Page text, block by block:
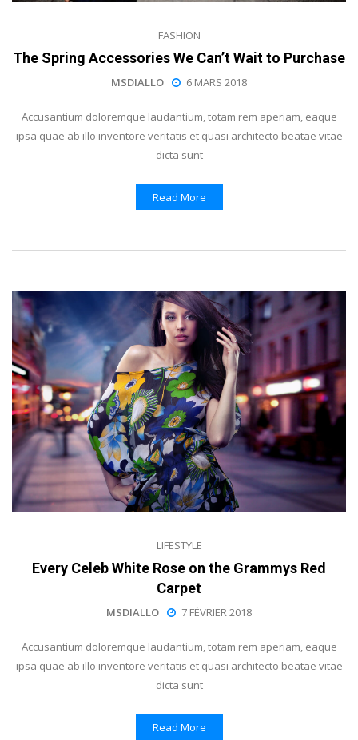
FASHION
The Spring Accessories We Can’t Wait to Purchase
MSDIALLO 6 MARS 2018
Accusantium doloremque laudantium, totam rem aperiam, eaque
ipsa quae ab illo inventore veritatis et quasi architecto beatae vitae
dicta sunt
Read More
LIFESTYLE
Every Celeb White Rose on the Grammys Red
Carpet
MSDIALLO 7 FÉVRIER 2018
Accusantium doloremque laudantium, totam rem aperiam, eaque
ipsa quae ab illo inventore veritatis et quasi architecto beatae vitae
dicta sunt
Read More